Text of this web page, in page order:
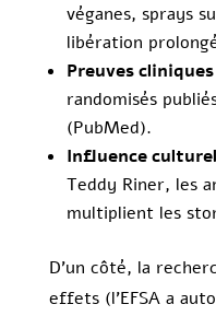
véganes, sprays
libération
Preuves
randomisés
(PubMed).
Influence
Teddy Riner, les
multiplient les
D’un côté, la
effets (l’EFSA a